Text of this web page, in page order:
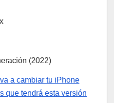
(2022)
a cambiar tu iPhone
que tendrá esta versión